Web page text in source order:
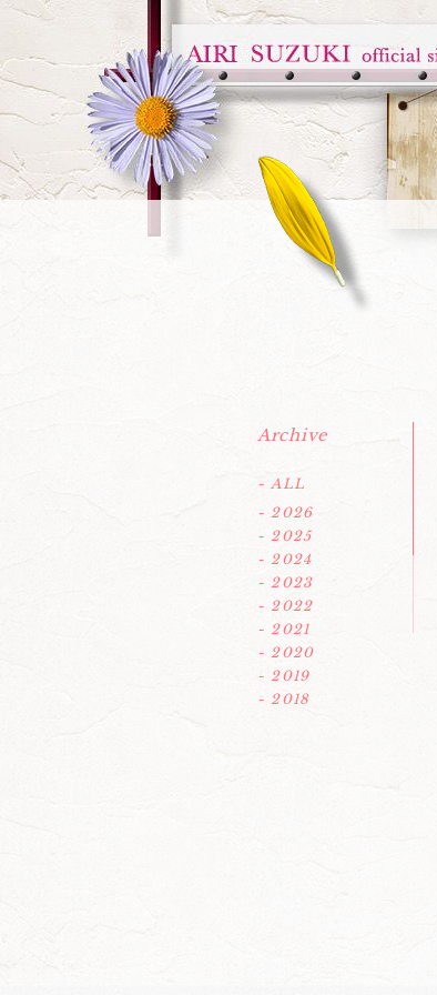
Archive
- ALL
- 2026
- 2025
- 2024
- 2023
- 2022
- 2021
- 2020
- 2019
- 2018